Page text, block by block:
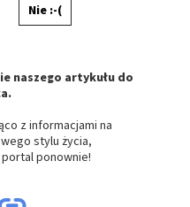
Nie :-(
naszego artykułu do
z informacjami na
stylu życia,
ponownie!